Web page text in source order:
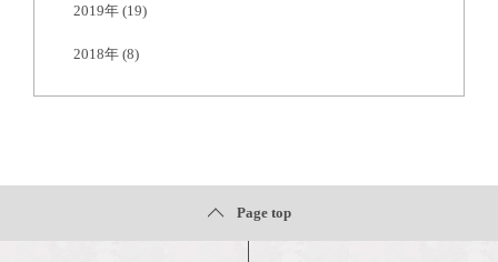
2019年 (19)
2018年 (8)
Page top